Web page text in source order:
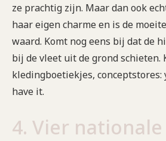
ze prachtig zijn. Maar dan ook
haar eigen charme en is de
waard. Komt nog eens bij dat de
bij de vleet uit de grond schieten.
kledingboetiekjes, conceptstores:
have it.
4. Vier